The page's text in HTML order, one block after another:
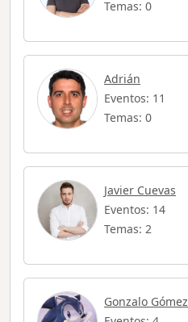
Temas: 0
Adrián
Eventos: 11
Temas: 0
Javier Cuevas
Eventos: 14
Temas: 2
Gonzalo Gómez